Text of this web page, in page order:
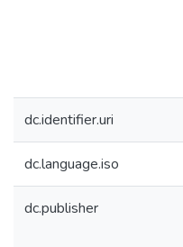
dc.identifier.uri
dc.language.iso
dc.publisher